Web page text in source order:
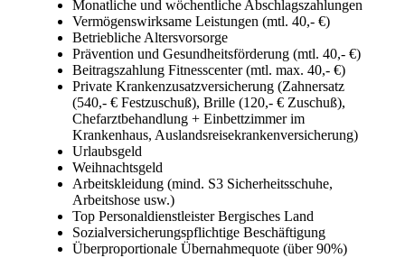
Monatliche und wöchentliche Abschlagszahlungen
Vermögenswirksame Leistungen (mtl. 40,- €)
Betriebliche Altersvorsorge
Prävention und Gesundheitsförderung (mtl. 40,- €)
Beitragszahlung Fitnesscenter (mtl. max. 40,- €)
Private Krankenzusatzversicherung (Zahnersatz
(540,- € Festzuschuß), Brille (120,- € Zuschuß),
Chefarztbehandlung + Einbettzimmer im
Krankenhaus, Auslandsreisekrankenversicherung)
Urlaubsgeld
Weihnachtsgeld
Arbeitskleidung (mind. S3 Sicherheitsschuhe,
Arbeitshose usw.)
Top Personaldienstleister Bergisches Land
Sozialversicherungspflichtige Beschäftigung
Überproportionale Übernahmequote (über 90%)